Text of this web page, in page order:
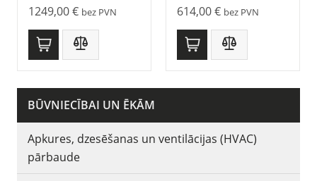
BŪVNIECĪBAI UN ĒKĀM
Apkures, dzesēšanas un ventilācijas (HVAC)
pārbaude
1249,00€ bez PVN 614,00€ bez PVN